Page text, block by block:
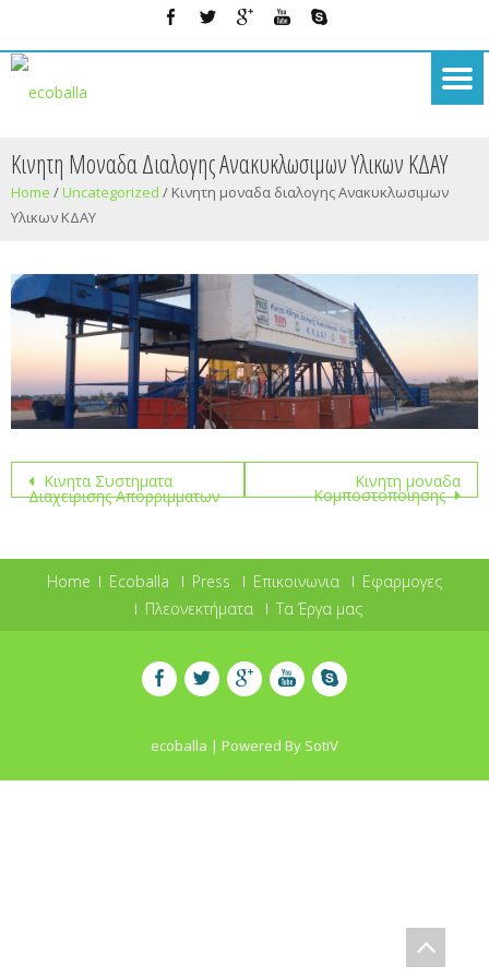
Κινητη Μοναδα Διαλογης Ανακυκλωσιμων Υλικων ΚΔΑΥ
Home /Uncategorized / Κινητη μοναδα διαλογης Ανακυκλωσιμων
Υλικων ΚΔΑΥ
Post
navigation
Κινητα Συστηματα
Διαχειρισης Απορριμματων
Κινητη μοναδα
Κομποστοποιησης
Home Ecoballa Press Επικοινωνια
Εφαρμογες
Πλεονεκτήματα
Τα Έργα μας
ecoballa | Powered By SotiV